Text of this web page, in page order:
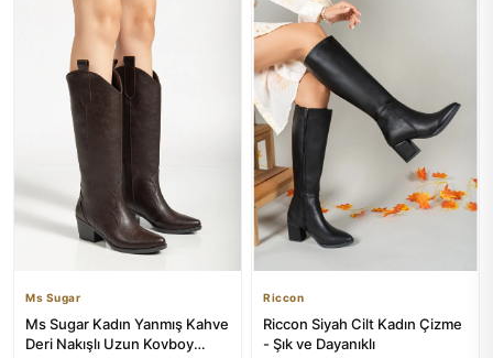
Ms Sugar
Ms Sugar Kadın Yanmış Kahve
Deri Nakışlı Uzun Kovboy
Riccon
Riccon Siyah Cilt Kadın Çizme
- Şık ve Dayanıklı